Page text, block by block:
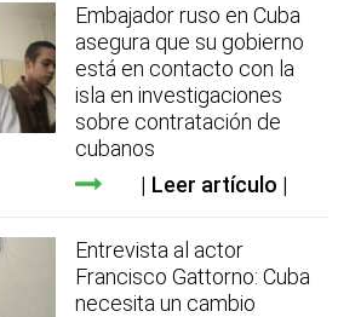
Embajador ruso en Cuba
asegura que su gobierno
está en contacto con la
isla en investigaciones
sobre contratación de
cubanos
Leer artículo
Entrevista al actor
Francisco Gattorno: Cuba
necesita un cambio